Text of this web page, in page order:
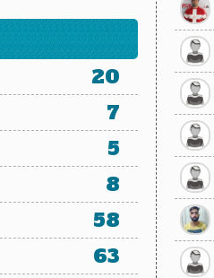
20
7
5
8
58
63